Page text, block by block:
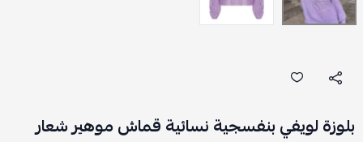
بلوزة لويفي بنفسجية نسائية قماش موهير شعار